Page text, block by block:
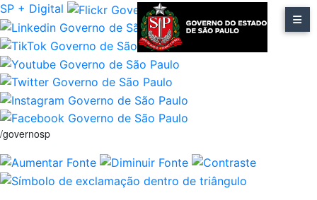
SP + Digital
/governosp